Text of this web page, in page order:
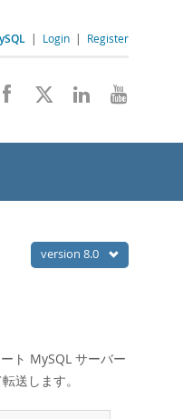
| Login | Register
version 8.0
ト MySQL サーバー
送します。